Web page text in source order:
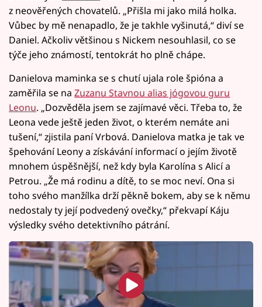
z neověřených chovatelů. „Přišla mi jako milá holka.
Vůbec by mě nenapadlo, že je takhle vyšinutá,“ diví se
Daniel. Ačkoliv většinou s Nickem nesouhlasil, co se
týče jeho známostí, tentokrát ho plně chápe.
Danielova maminka se s chutí ujala role špióna a
zaměřila se na Zuzanu Stavnou alias jógovou guru
Leonu. „Dozvěděla jsem se zajímavé věci. Třeba to, že
Leona vede ještě jeden život, o kterém nemáte ani
tušení,“ zjistila paní Vrbová. Danielova matka je tak ve
špehování Leony a získávání informací o jejím životě
mnohem úspěšnější, než kdy byla Karolína s Alicí a
Petrou. „Že má rodinu a dítě, to se moc neví. Ona si
toho svého manžílka drží pěkně bokem, aby se k němu
nedostaly ty její podvedený ovečky,“ překvapí Káju
výsledky svého detektivního pátrání.